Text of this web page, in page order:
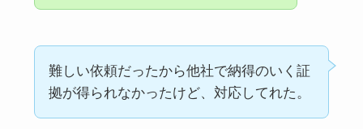
難しい依頼だったから他社で納得のいく証
拠が得られなかったけど、対応してれた。